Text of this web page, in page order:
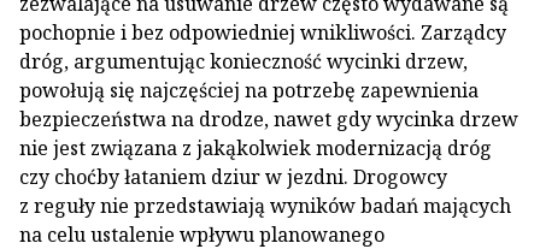
pochopnie i bez odpowiedniej wnikliwości. Zarządcy
dróg, argumentując konieczność wycinki drzew,
powołują się najczęściej na potrzebę zapewnienia
bezpieczeństwa na drodze, nawet gdy wycinka drzew
nie jest związana z jakąkolwiek modernizacją dróg
czy choćby łataniem dziur w jezdni. Drogowcy
z reguły nie przedstawiają wyników badań mających
na celu ustalenie wpływu planowanego